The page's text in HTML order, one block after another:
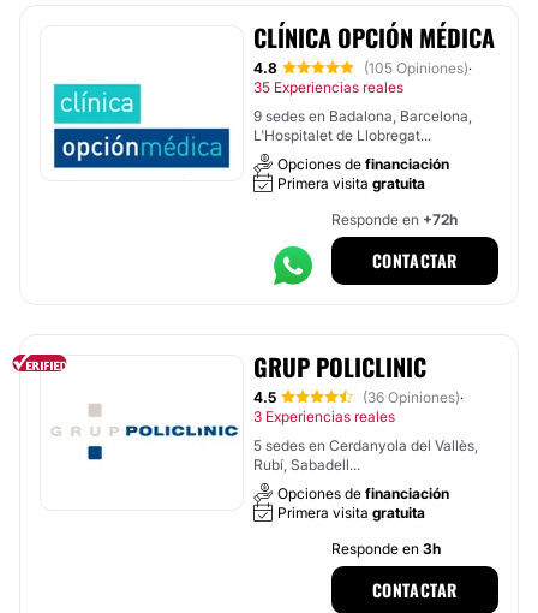
CLÍNICA OPCIÓN MÉDICA
4.8 (105 Opiniones)·
35 Experiencias reales
9 sedes en Badalona, Barcelona,
L'Hospitalet de Llobregat...
Opciones de financiación
Primera visita gratuita
Responde en +72h
CONTACTAR
GRUP POLICLINIC
4.5 (36 Opiniones)·
3 Experiencias reales
5 sedes en Cerdanyola del Vallès,
Rubí, Sabadell...
Opciones de financiación
Primera visita gratuita
Responde en 3h
CONTACTAR